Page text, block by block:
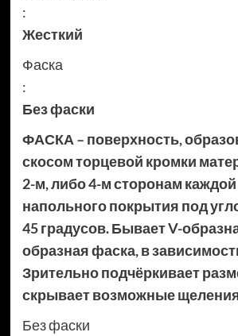
:
Жесткий
Фаска
:
Без фаски
ФАСКА – поверхность,
скосом торцевой кромки
2-м, либо 4-м сторонам
напольного покрытия под
45 градусов. Бывает V-
образная фаска, в
Зрительно подчёркивает
скрывает возможные
Без фаски